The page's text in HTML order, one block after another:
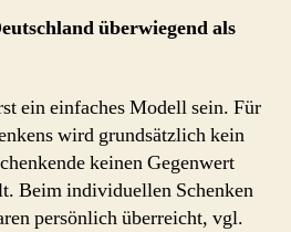
überwiegend als
ein einfaches Modell sein. Für
wird grundsätzlich kein
keinen Gegenwert
Beim individuellen Schenken
persönlich überreicht, vgl.